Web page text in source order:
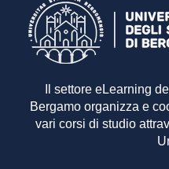
Il settore eLearning
Bergamo organizza e
vari corsi di studio